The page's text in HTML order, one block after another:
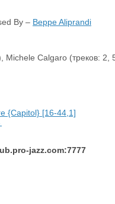
By – Beppe Aliprandi
Calgaro (треков: 2,
{Capitol} [16-44,1]
jazz.com:7777